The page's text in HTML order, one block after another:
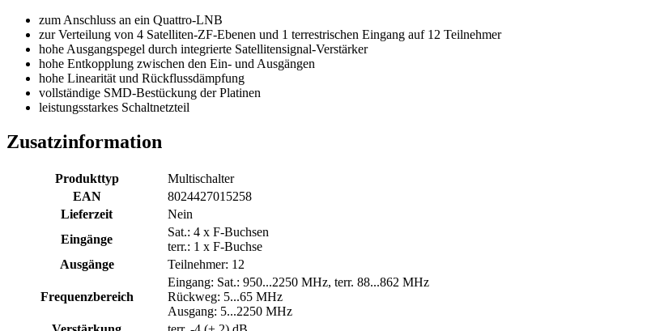
zum Anschluss an ein Quattro-LNB
zur Verteilung von 4 Satelliten-ZF-Ebenen und 1 terrestrischen Eingang auf 12 Teilnehmer
hohe Ausgangspegel durch integrierte Satellitensignal-Verstärker
hohe Entkopplung zwischen den Ein- und Ausgängen
hohe Linearität und Rückflussdämpfung
vollständige SMD-Bestückung der Platinen
leistungsstarkes Schaltnetzteil
Zusatzinformation
Produkttyp
Multischalter
EAN
8024427015258
Lieferzeit
Nein
Eingänge
Sat.: 4 x F-Buchsen
terr.: 1 x F-Buchse
Ausgänge
Teilnehmer: 12
Frequenzbereich
Eingang: Sat.: 950...2250 MHz, terr. 88...862 MHz
Rückweg: 5...65 MHz
Ausgang: 5...2250 MHz